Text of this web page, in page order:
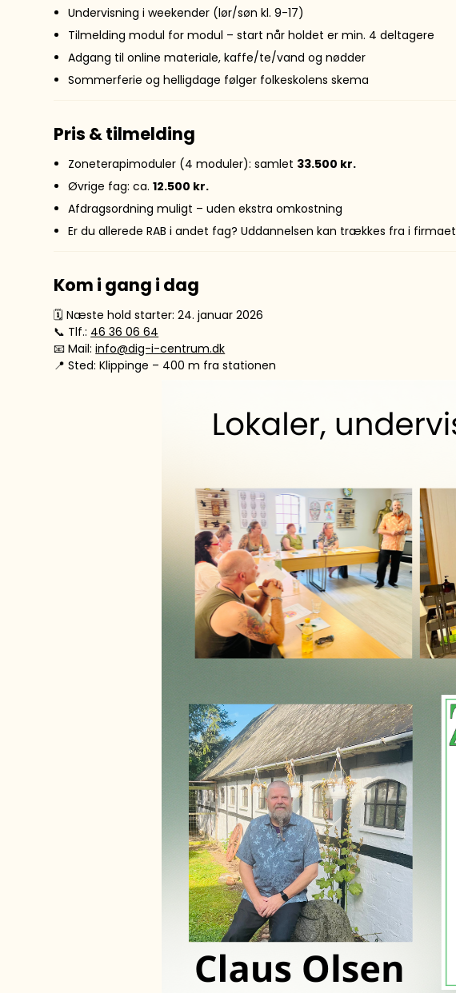
Undervisning i weekender (lør/søn kl. 9-17)
Tilmelding modul for modul – start når holdet er min. 4 deltagere
Adgang til online materiale, kaffe/te/vand og nødder
Sommerferie og helligdage følger folkeskolens skema
Pris & tilmelding
Zoneterapimoduler (4 moduler): samlet 33.500 kr.
Øvrige fag: ca. 12.500 kr.
Afdragsordning muligt – uden ekstra omkostning
Er du allerede RAB i andet fag? Uddannelsen kan trækkes fra i firmaet
Kom i gang i dag
🗓 Næste hold starter: 24. januar 2026
📞 Tlf.: 46 36 06 64
📧 Mail:info@dig-i-centrum.dk
📍 Sted: Klippinge – 400 m fra stationen